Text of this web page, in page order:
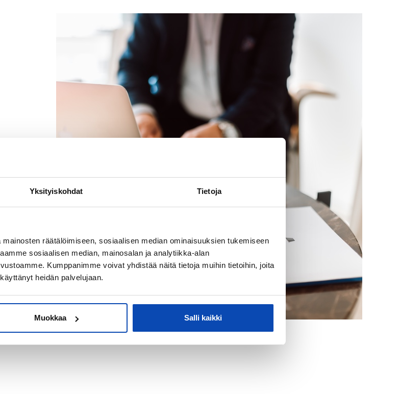
Yksityiskohdat Tietoja
räätälöimiseen, sosiaalisen median ominaisuuksien tukemiseen
sosiaalisen median, mainosalan ja analytiikka-alan
Kumppanimme voivat yhdistää näitä tietoja muihin tietoihin, joita
heidän palvelujaan.
Muokkaa Salli kaikki